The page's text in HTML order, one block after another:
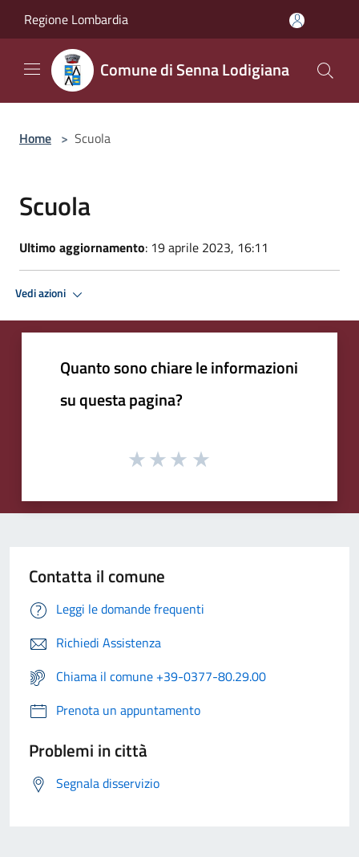
Regione Lombardia
Comune di Senna Lodigiana
Home > Scuola
Scuola
Ultimo aggiornamento: 19 aprile 2023, 16:11
Vedi azioni
Quanto sono chiare le informazioni
su questa pagina?
Contatta il comune
Leggi le domande frequenti
Richiedi Assistenza
Chiama il comune +39-0377-80.29.00
Prenota un appuntamento
Problemi in città
Segnala disservizio